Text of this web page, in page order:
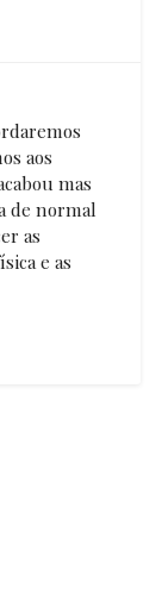
aos
mas
de normal
as
e as